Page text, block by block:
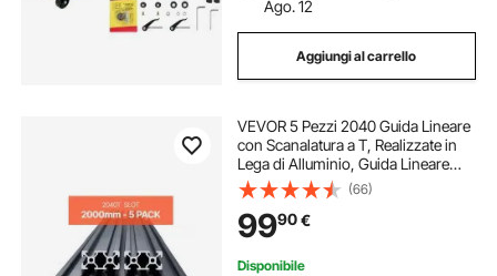
Ago. 12
Aggiungi al carrello
VEVOR 5 Pezzi 2040 Guida Lineare
con Scanalatura a T, Realizzate in
Lega di Alluminio, Guida Lineare
Anodizzata Estruso ad Alta
Resistenza per Stampante,
Incisione Laser, Nero 2000 mm
(66)
9990€
Disponibile